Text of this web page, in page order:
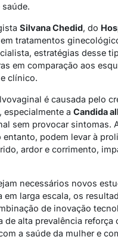
Silvana Chedid, do
tratamentos
estratégias desse
em comparação aos
clínico.
é causada pelo
, especialmente a Candida
sem provocar sintomas.
entanto, podem levar à
ardor e corrimento,
necessários novos
em larga escala, os
de inovação
de alta prevalência
a saúde da mulher e